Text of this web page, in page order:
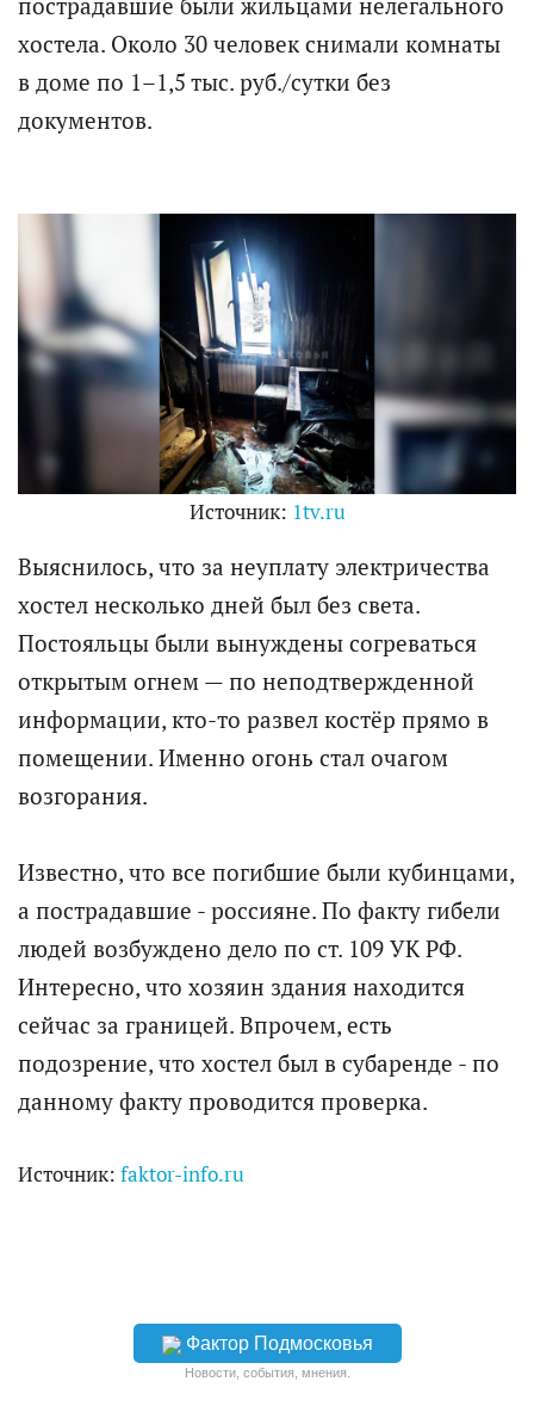
пострадавшие были жильцами нелегального
хостела. Около 30 человек снимали комнаты
в доме по 1–1,5 тыс. руб./сутки без
документов.
Источник: 1tv.ru
Выяснилось, что за неуплату электричества
хостел несколько дней был без света.
Постояльцы были вынуждены согреваться
открытым огнем — по неподтвержденной
информации, кто-то развел костёр прямо в
помещении. Именно огонь стал очагом
возгорания.
Известно, что все погибшие были кубинцами,
а пострадавшие - россияне. По факту гибели
людей возбуждено дело по ст. 109 УК РФ.
Интересно, что хозяин здания находится
сейчас за границей. Впрочем, есть
подозрение, что хостел был в субаренде - по
данному факту проводится проверка.
Источник: faktor-info.ru
Фактор Подмосковья
Новости, события, мнения.